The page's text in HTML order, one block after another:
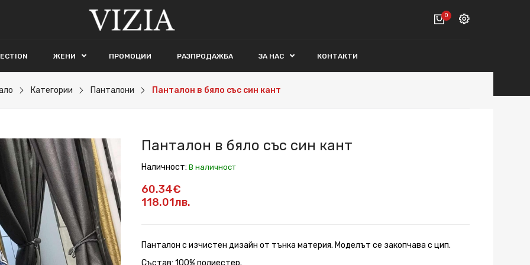
0
ВАШАТА КОЛИЧКА Е ПРАЗНА.
ЖЕНИ ПРОМОЦИИ РАЗПРОДАЖБА ЗА НАС КОНТАКТИ
Категории Панталони Панталон в бяло със син кант
Панталон в бяло със син кант
Наличност: В наличност
60.34€
118.01лв.
Панталон с изчистен дизайн от тънка материя. Моделът се закопчава с цип.
Състав: 100% полиестер.